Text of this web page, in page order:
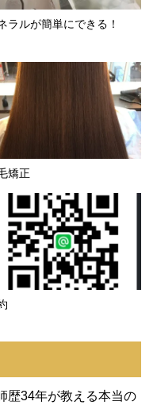
ラルが簡単にできる！
矯正
歴34年が教える本当の